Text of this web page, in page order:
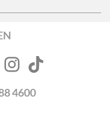
4600